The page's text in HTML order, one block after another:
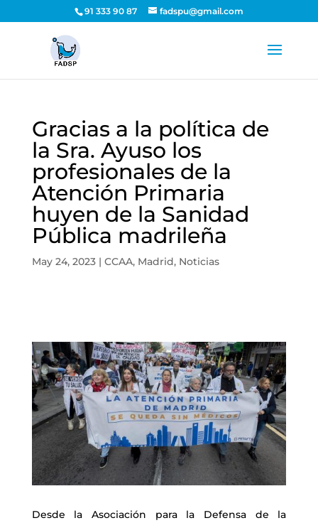
91 333 90 87 fadspu@gmail.com
Gracias a la política de
la Sra. Ayuso los
profesionales de la
Atención Primaria
huyen de la Sanidad
Pública madrileña
May 24, 2023| CCAA, Madrid, Noticias
Desde la Asociación para la Defensa de la